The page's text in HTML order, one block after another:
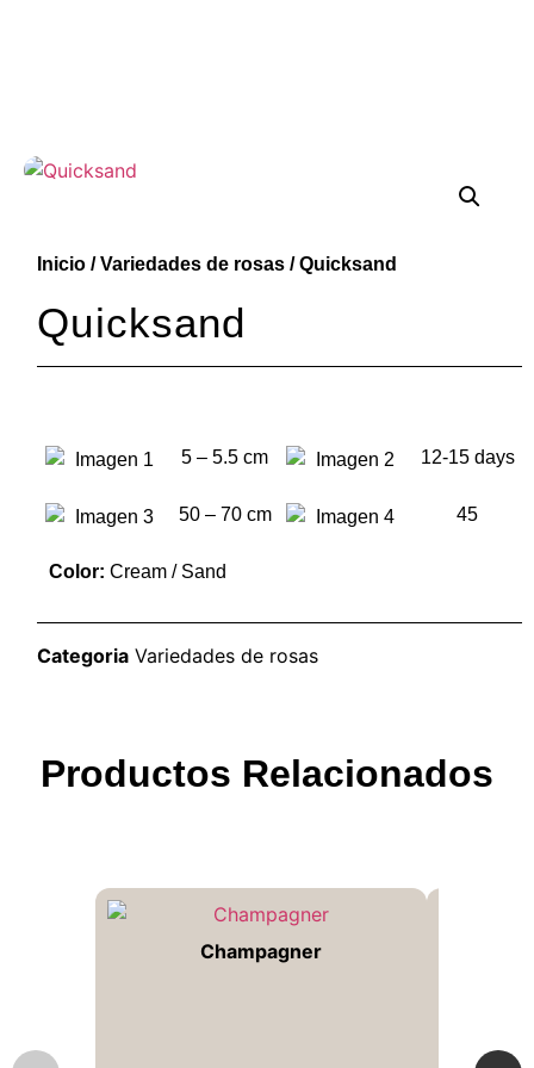
Inicio /Variedades de rosas / Quicksand
Quicksand
5 – 5.5 cm 12-15 days
50 – 70 cm 45
Color: Cream / Sand
Categoria Variedades de rosas
Productos Relacionados
Champagner